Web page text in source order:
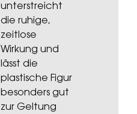
unterstreicht
die ruhige,
zeitlose
Wirkung und
lässt die
plastische Figur
besonders gut
zur Geltung